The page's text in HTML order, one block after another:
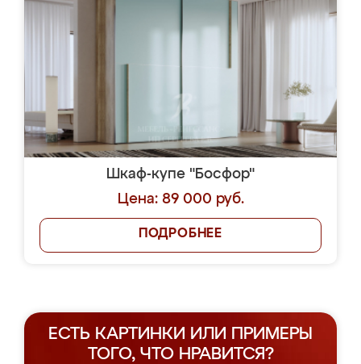
Шкаф-купе "Босфор"
Цена: 89 000 руб.
ПОДРОБНЕЕ
ЕСТЬ КАРТИНКИ ИЛИ ПРИМЕРЫ
ТОГО, ЧТО НРАВИТСЯ?